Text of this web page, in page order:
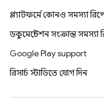
প্ল্যাটফর্মে কোনও সমস্যা
ডকুমেন্টেশন সংক্রান্ত
Google Play support
রিসার্চ স্টাডিতে যোগ দিন